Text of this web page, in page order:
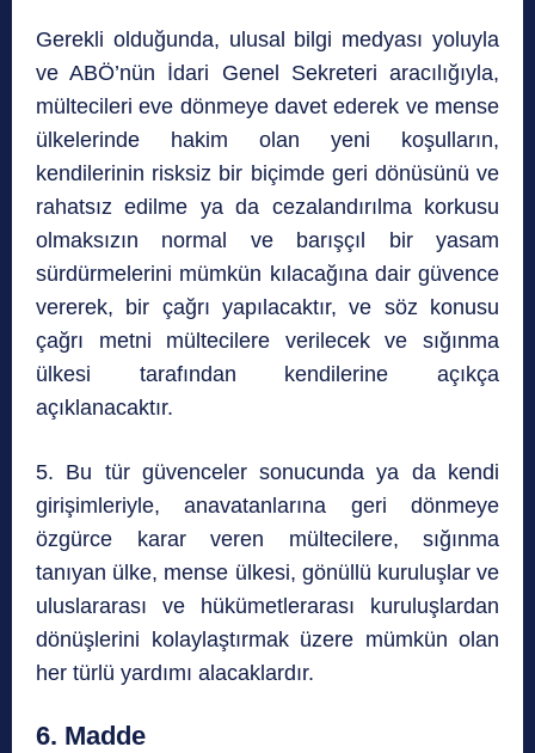
Gerekli olduğunda, ulusal bilgi medyası yoluyla
ve ABÖ’nün İdari Genel Sekreteri aracılığıyla,
mültecileri eve dönmeye davet ederek ve mense
ülkelerinde hakim olan yeni koşulların,
kendilerinin risksiz bir biçimde geri dönüsünü ve
rahatsız edilme ya da cezalandırılma korkusu
olmaksızın normal ve barışçıl bir yasam
sürdürmelerini mümkün kılacağına dair güvence
vererek, bir çağrı yapılacaktır, ve söz konusu
çağrı metni mültecilere verilecek ve sığınma
ülkesi tarafından kendilerine açıkça
açıklanacaktır.
5. Bu tür güvenceler sonucunda ya da kendi
girişimleriyle, anavatanlarına geri dönmeye
özgürce karar veren mültecilere, sığınma
tanıyan ülke, mense ülkesi, gönüllü kuruluşlar ve
uluslararası ve hükümetlerarası kuruluşlardan
dönüşlerini kolaylaştırmak üzere mümkün olan
her türlü yardımı alacaklardır.
6. Madde